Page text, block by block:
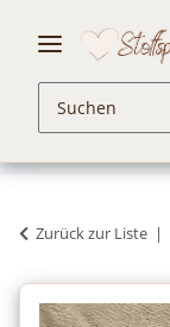
Zurück zur Liste